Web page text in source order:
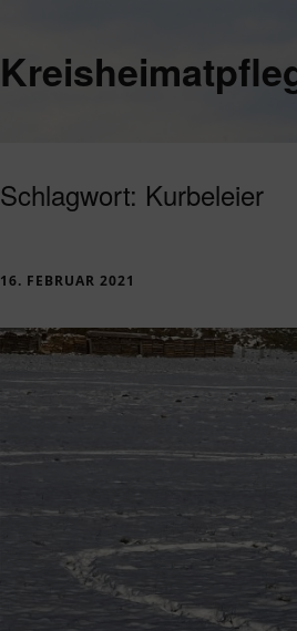
Schlagwort: Kurbeleier
16. FEBRUAR 2021